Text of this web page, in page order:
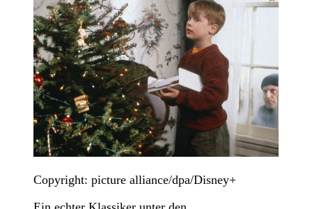
Copyright: picture alliance/dpa/Disney+